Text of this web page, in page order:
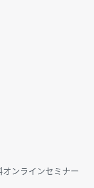
オンラインセミナー